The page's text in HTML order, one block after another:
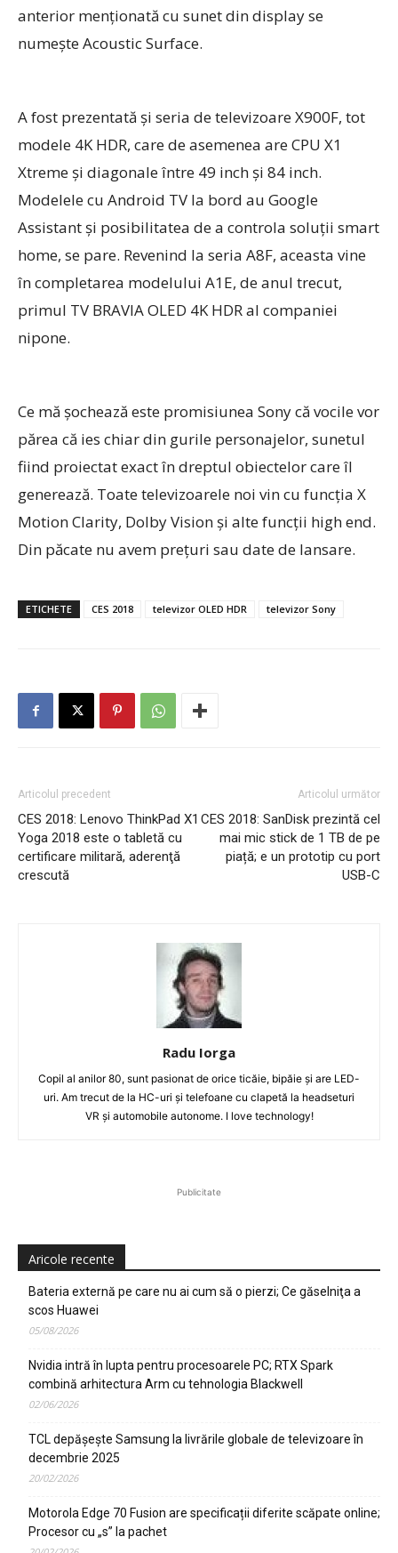
anterior menţionată cu sunet din display se
numeşte Acoustic Surface.
A fost prezentată şi seria de televizoare X900F, tot
modele 4K HDR, care de asemenea are CPU X1
Xtreme şi diagonale între 49 inch şi 84 inch.
Modelele cu Android TV la bord au Google
Assistant şi posibilitatea de a controla soluţii smart
home, se pare. Revenind la seria A8F, aceasta vine
în completarea modelului A1E, de anul trecut,
primul TV BRAVIA OLED 4K HDR al companiei
nipone.
Ce mă şochează este promisiunea Sony că vocile vor
părea că ies chiar din gurile personajelor, sunetul
fiind proiectat exact în dreptul obiectelor care îl
generează. Toate televizoarele noi vin cu funcţia X
Motion Clarity, Dolby Vision şi alte funcţii high end.
Din păcate nu avem preţuri sau date de lansare.
ETICHETE CES 2018 televizor OLED HDR televizor Sony
Articolul precedent
CES 2018: Lenovo ThinkPad X1
Yoga 2018 este o tabletă cu
certificare militară, aderenţă
crescută
Articolul următor
CES 2018: SanDisk prezintă cel
mai mic stick de 1 TB de pe
piață; e un prototip cu port
USB-C
Radu Iorga
Copil al anilor 80, sunt pasionat de orice ticăie, bipăie şi are LED-
uri. Am trecut de la HC-uri şi telefoane cu clapetă la headseturi
VR şi automobile autonome. I love technology!
Publicitate
Aricole recente
Bateria externă pe care nu ai cum să o pierzi; Ce găselniţa a
scos Huawei
05/08/2026
Nvidia intră în lupta pentru procesoarele PC; RTX Spark
combină arhitectura Arm cu tehnologia Blackwell
02/06/2026
TCL depășește Samsung la livrările globale de televizoare în
decembrie 2025
20/02/2026
Motorola Edge 70 Fusion are specificații diferite scăpate online;
Procesor cu „s” la pachet